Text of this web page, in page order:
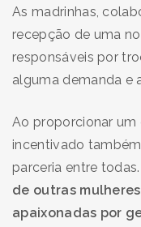
As madrinhas,
recepção de uma
responsáveis por
alguma demanda e
Ao proporcionar
incentivado
parceria entre
de outras
apaixonadas por